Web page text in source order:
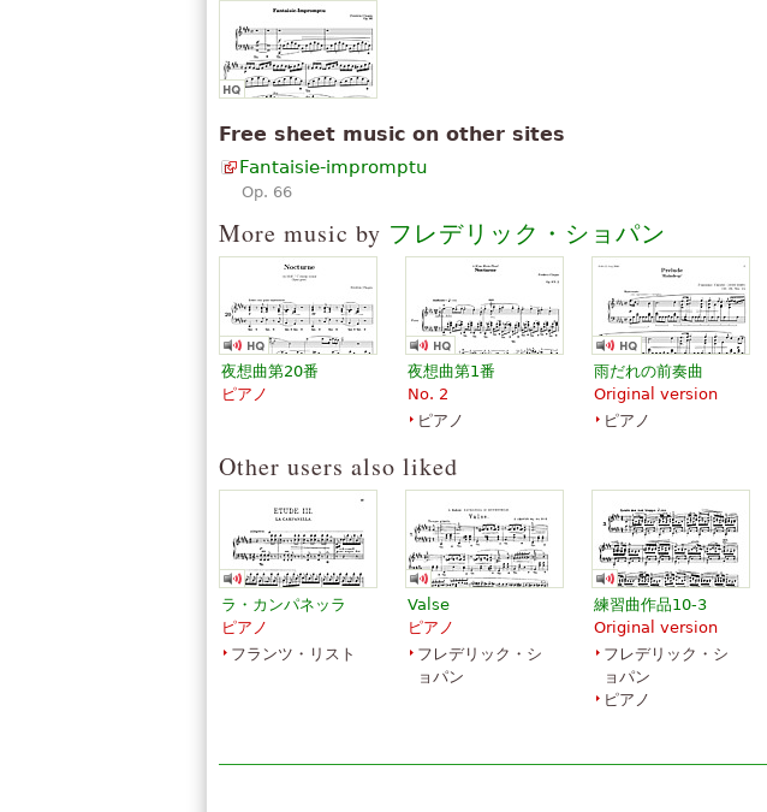
し、より完璧な平和を翼します。両方月関連しているため光ではな
いです。」
「ショパン： より大規模の間での音楽の歴史の中で。テクニック、
感情、妙技。すべての単一の作業、またはより良い、ショパンの作
ぶしようとする、非常に困難です。ユンディ ・ リの申し分のない
「私は13歳は、すでにほとんどが彼女の全体のqは、私はこのスコ
アをダウンロードしたのかわからないその役割を果たすことができ
るこの音楽を愛しています
すべて表示 (93)
Free sheet music on other sites
Fantaisie-impromptu
Op. 66
More music by フレデリック・ショパン
夜想曲第20番
ピアノ
夜想曲第1番
No. 2
ピアノ
雨だれの前奏曲
Original version
ピアノ
Other users also liked
ラ・カンパネッラ
ピアノ
フランツ・リスト
Valse
ピアノ
フレデリック・シ
ョパン
練習曲作品10-3
Original version
フレデリック・シ
ョパン
ピアノ